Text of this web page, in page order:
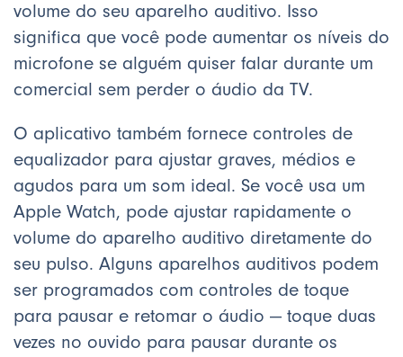
volume do seu aparelho auditivo. Isso
significa que você pode aumentar os níveis do
microfone se alguém quiser falar durante um
comercial sem perder o áudio da TV.
O aplicativo também fornece controles de
equalizador para ajustar graves, médios e
agudos para um som ideal. Se você usa um
Apple Watch, pode ajustar rapidamente o
volume do aparelho auditivo diretamente do
seu pulso. Alguns aparelhos auditivos podem
ser programados com controles de toque
para pausar e retomar o áudio — toque duas
vezes no ouvido para pausar durante os